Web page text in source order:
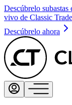
Descúbrelo subastas
vivo de Classic
Descúbrelo ahora